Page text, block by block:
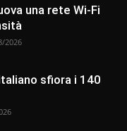
una rete Wi-Fi
2026
sfiora i 140